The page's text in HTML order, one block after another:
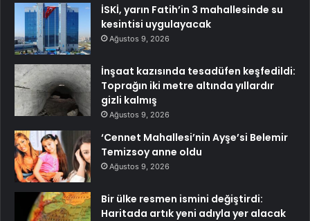
İSKİ, yarın Fatih’in 3 mahallesinde su
kesintisi uygulayacak
Ağustos 9, 2026
İnşaat kazısında tesadüfen keşfedildi:
Toprağın iki metre altında yıllardır
gizli kalmış
Ağustos 9, 2026
‘Cennet Mahallesi’nin Ayşe’si Belemir
Temizsoy anne oldu
Ağustos 9, 2026
Bir ülke resmen ismini değiştirdi:
Haritada artık yeni adıyla yer alacak